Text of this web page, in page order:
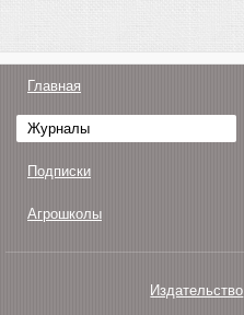
Главная
Журналы
Подписки
Агрошколы
Издательство